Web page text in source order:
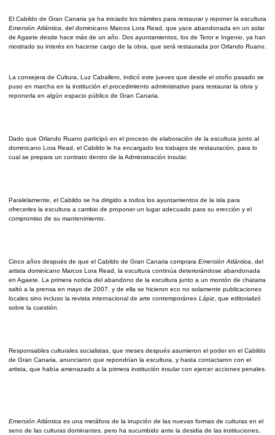
El Cabildo de Gran Canaria ya ha iniciado los trámites para restaurar y reponer la escultura
Emersión Atlántica , del dominicano Marcos Lora Read, que yace abandonada en un solar
de Agaete desde hace más de un año. Dos ayuntamientos, los de Teror e Ingenio, ya han
mostrado su interés en hacerse cargo de la obra, que será restaurada por Orlando Ruano.
La consejera de Cultura, Luz Caballero, indicó este jueves que desde el otoño pasado se
puso en marcha en la institución el procedimiento administrativo para restaurar la obra y
reponerla en algún espacio público de Gran Canaria.
Dado que Orlando Ruano participó en el proceso de elaboración de la escultura junto al
dominicano Lora Read, el Cabildo le ha encargado los trabajos de restauración, para lo
cual se prepara un contrato dentro de la Administración insular.
Paralelamente, el Cabildo se ha dirigido a todos los ayuntamientos de la isla para
ofrecerles la escultura a cambio de proponer un lugar adecuado para su erección y el
compromiso de su mantenimiento.
Cinco años después de que el Cabildo de Gran Canaria comprara Emersión Atlántica , del
artista dominicano Marcos Lora Read, la escultura continúa deteriorándose abandonada
en Agaete. La primera noticia del abandono de la escultura junto a un montón de chatarra
saltó a la prensa en mayo de 2007, y de ella se hicieron eco no solamente publicaciones
locales sino incluso la revista internacional de arte contemporáneo Lápiz , que editorializó
sobre la cuestión.
Responsables culturales socialistas, que meses después asumieron el poder en el Cabildo
de Gran Canaria, anunciaron que repondrían la escultura, y hasta contactaron con el
artista, que había amenazado a la primera institución insular con ejercer acciones penales.
Emersión Atlántica es una metáfora de la irrupción de las nuevas formas de culturas en el
seno de las culturas dominantes, pero ha sucumbido ante la desidia de las instituciones,